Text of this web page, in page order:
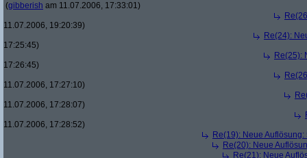
(gibberish am 11.07.2006, 17:33:01)
11.07.2006, 19:20:39)
Re(24):
17:25:45)
Re(25):
17:26:45)
11.07.2006, 17:27:10)
11.07.2006, 17:28:07)
11.07.2006, 17:28:52)
Re(19): Neue
Re(20): Neue
Re(21): Neue